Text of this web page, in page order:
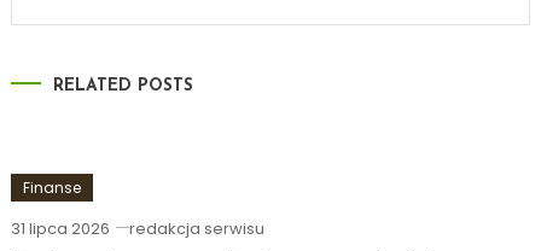
RELATED POSTS
Finanse
31 lipca 2026 redakcja serwisu